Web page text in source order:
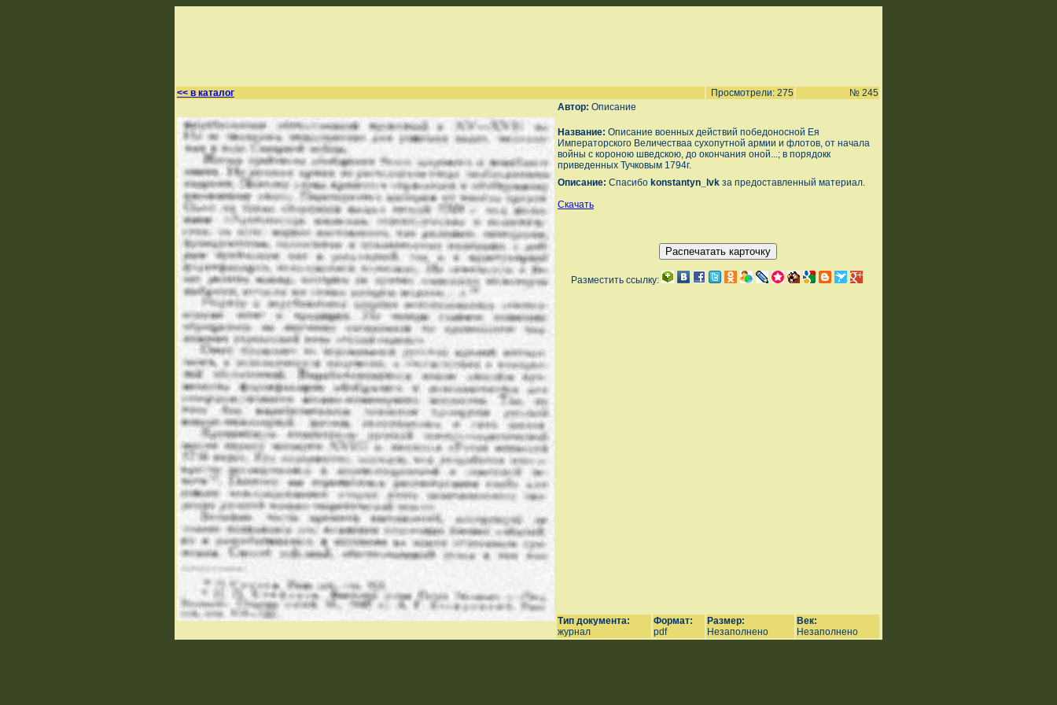
<< в каталог Просмотрели: 275
№ 245
Автор: Описание
Название: Описание военных действий победоносной Ея
Императорского Величестваа сухопутной армии и флотов, от начала
войны с короною шведскою, до окончания оной...; в порядокк
приведенных Тучковым 1794г.
Описание: Спасибо konstantyn_lvk за предоставленный материал.
Скачать
Разместить ссылку:
Тип документа:
журнал
Формат:
pdf
Размер:
Незаполнено
Век:
Незаполнено